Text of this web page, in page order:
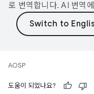
로 번역합니다. AI 번역
AOSP
도움이 되었나요?